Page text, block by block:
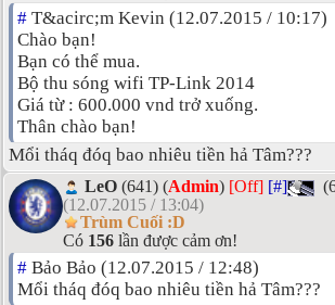
# T&acirc;m Kevin (12.07.2015 / 10:17)
Chào bạn!
Bạn có thể mua.
Bộ thu sóng wifi TP-Link 2014
Giá từ : 600.000 vnd trở xuống.
Thân chào bạn!
Mổi tháq đóq bao nhiêu tiền hả Tâm???
LeO (641) (Admin) [Off] [#]
(12.07.2015 / 13:04)
Trùm Cuối :D
Có 156 lần được cảm ơn!
# Bảo Bảo (12.07.2015 / 12:48)
Mổi tháq đóq bao nhiêu tiền hả Tâm???